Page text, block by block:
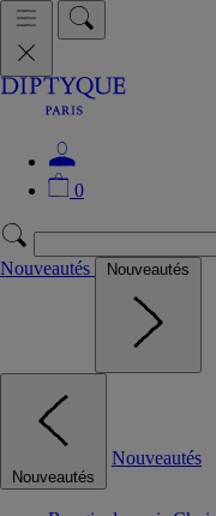
0
Nouveautés Nouveautés
Nouveautés
Nouveautés